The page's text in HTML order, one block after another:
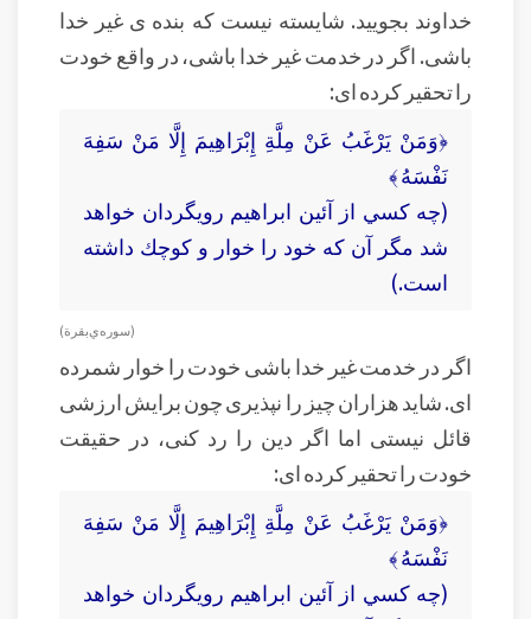
خداوند بجویید. شایسته نیست که بنده ی غیر خدا
باشی. اگر در خدمت غیر خدا باشی، در واقع خودت
را تحقیر کرده ای:
﴿وَمَنْ يَرْغَبُ عَنْ مِلَّةِ إِبْرَاهِيمَ إِلَّا مَنْ سَفِهَ
نَفْسَهُ ﴾
(چه كسي از آئين ابراهيم رويگردان خواهد
شد مگر آن كه خود را خوار و كوچك داشته
است.)
(سوره‌ي بقرة )
اگر در خدمت غیر خدا باشی خودت را خوار شمرده
ای. شاید هزاران چیز را نپذیری چون برایش ارزشی
قائل نیستی اما اگر دین را رد کنی، در حقیقت
خودت را تحقیر کرده ای:
﴿وَمَنْ يَرْغَبُ عَنْ مِلَّةِ إِبْرَاهِيمَ إِلَّا مَنْ سَفِهَ
نَفْسَهُ ﴾
(چه كسي از آئين ابراهيم رويگردان خواهد